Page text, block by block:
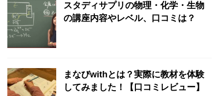
スタディサプリの物理・化学・生物
の講座内容やレベル、口コミは？
まなびwithとは？実際に教材を体験
してみました！【口コミレビュー】